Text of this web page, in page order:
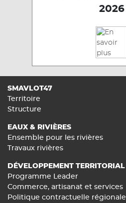
2026
SMAVLOT47
Territoire
Structure
EAUX & RIVIÈRES
Ensemble pour les rivières
Travaux rivières
DÉVELOPPEMENT TERRITORIAL
Programme Leader
Commerce, artisanat et services
Politique contractuelle régionale